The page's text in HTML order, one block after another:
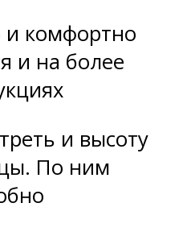
и комфортно
и на более
и высоту
По ним